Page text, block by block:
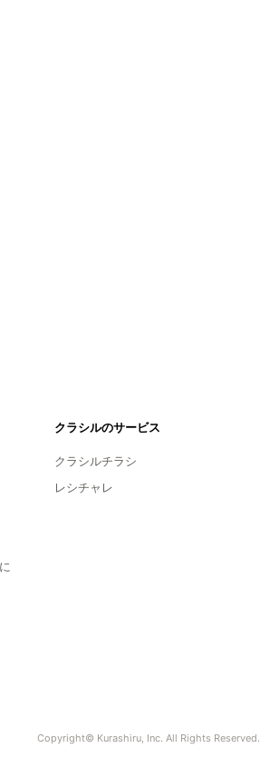
クラシルのサービス
クラシルチラシ
レシチャレ
Copyright© Kurashiru, Inc. All Rights Reserved.